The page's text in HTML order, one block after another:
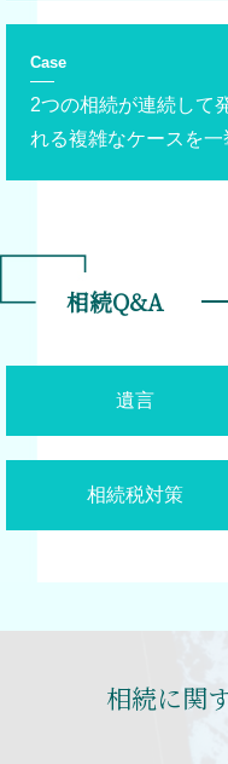
Case
2つの相続が連続して
れる複雑なケースを
相続Q&A
遺言
相続税対策
相続に関